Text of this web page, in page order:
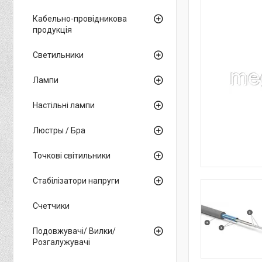
Кабельно-провідникова
продукція
Светильники
Лампи
Настільні лампи
Люстры / Бра
Точкові світильники
Стабілізатори напруги
Счетчики
Подовжувачі/ Вилки/
Розгалужувачі